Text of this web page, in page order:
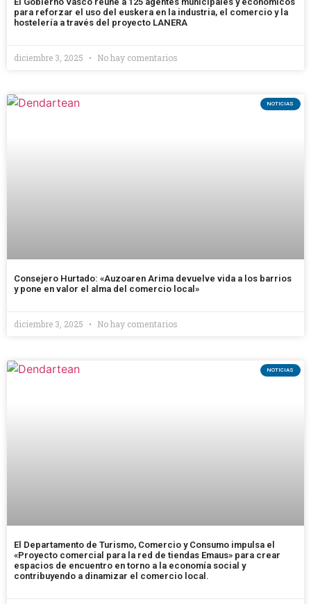
para reforzar el uso del euskera en la industria, el comercio y la
hostelería a través del proyecto LANERA
diciembre 3, 2025 No hay comentarios
NOTICIAS
Consejero Hurtado: «Auzoaren Arima devuelve vida a los barrios
y pone en valor el alma del comercio local»
diciembre 3, 2025 No hay comentarios
NOTICIAS
El Departamento de Turismo, Comercio y Consumo impulsa el
«Proyecto comercial para la red de tiendas Emaus» para crear
espacios de encuentro en torno a la economía social y
contribuyendo a dinamizar el comercio local.